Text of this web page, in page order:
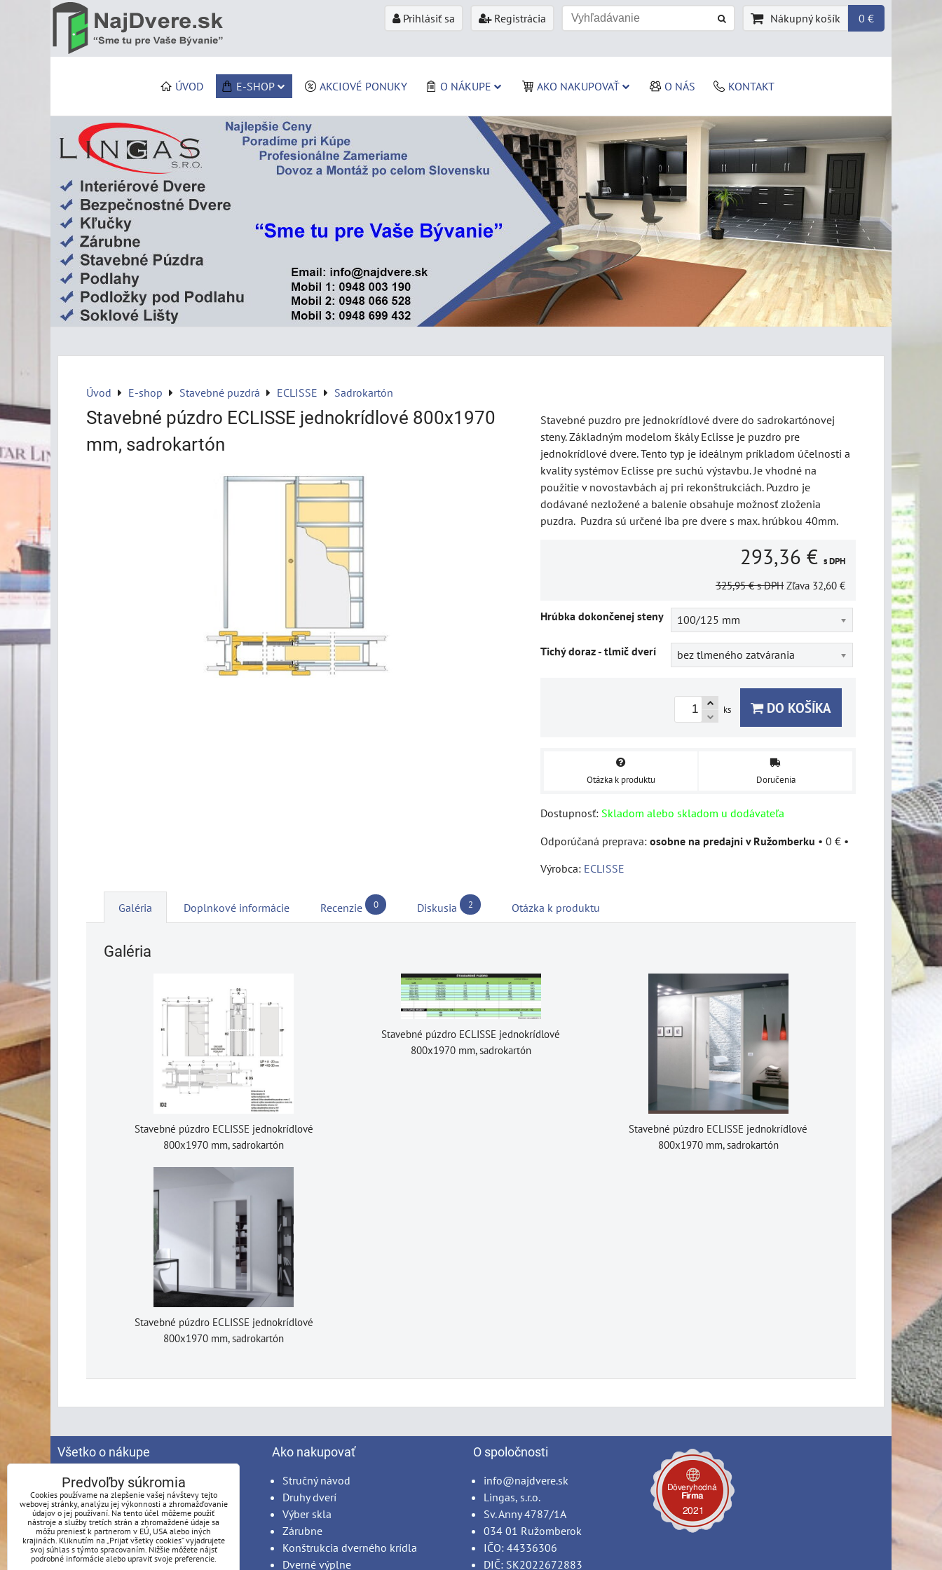
Prihlásiť sa Registrácia Nákupný košík 0 €
ÚVOD E-SHOP AKCIOVÉ PONUKY O NÁKUPE AKO NAKUPOVAŤ O NÁS KONTAKT
Úvod E-shop Stavebné puzdrá ECLISSE Sadrokartón
Stavebné púzdro ECLISSE jednokrídlové 800x1970
mm, sadrokartón
Stavebné puzdro pre jednokrídlové dvere do sadrokartónovej
steny. Základným modelom škály Eclisse je puzdro pre
jednokrídlové dvere. Tento typ je ideálnym príkladom účelnosti a
kvality systémov Eclisse pre suchú výstavbu. Je vhodné na
použitie v novostavbách aj pri rekonštrukciách. Puzdro je
dodávané nezložené a balenie obsahuje možnosť zloženia
puzdra. Puzdra sú určené iba pre dvere s max. hrúbkou 40mm.
293,36 € s DPH
325,95 € s DPH Zľava 32,60 €
Hrúbka dokončenej steny 100/125 mm
Tichý doraz - tlmič dverí bez tlmeného zatvárania
ks DO KOŠÍKA
Otázka k produktu Doručenia
Dostupnosť: Skladom alebo skladom u dodávateľa
osobne na predajni v Ružomberku • 0 € •
Výrobca: ECLISSE
Galéria Doplnkové informácie Recenzie 0 Diskusia 2 Otázka k produktu
Galéria
Stavebné púzdro ECLISSE jednokrídlové
800x1970 mm, sadrokartón
Stavebné púzdro ECLISSE jednokrídlové
800x1970 mm, sadrokartón
Stavebné púzdro ECLISSE jednokrídlové
800x1970 mm, sadrokartón
Stavebné púzdro ECLISSE jednokrídlové
800x1970 mm, sadrokartón
Všetko o nákupe
Spracovanie osobných údajov
Obchodné podmienky
Reklamačný poriadok
Možnosti platby
Možnosti dopravy
Produkty na mieru - podmienky
Ako nakupovať
Stručný návod
Druhy dverí
Výber skla
Zárubne
Konštrukcia dverného krídla
Dverné výplne
O spoločnosti
info@najdvere.sk
Lingas, s.r.o.
Sv. Anny 4787/1A
034 01 Ružomberok
IČO: 44336306
DIČ: SK2022672883
Predvoľby súkromia
Cookies používame na zlepšenie vašej návštevy tejto
webovej stránky, analýzu jej výkonnosti a zhromažďovanie
údajov o jej používaní. Na tento účel môžeme použiť
nástroje a služby tretích strán a zhromaždené údaje sa
môžu preniesť k partnerom v EÚ, USA alebo iných
krajinách. Kliknutím na „Prijať všetky cookies“ vyjadrujete
svoj súhlas s týmto spracovaním. Nižšie môžete nájsť
podrobné informácie alebo upraviť svoje preferencie.